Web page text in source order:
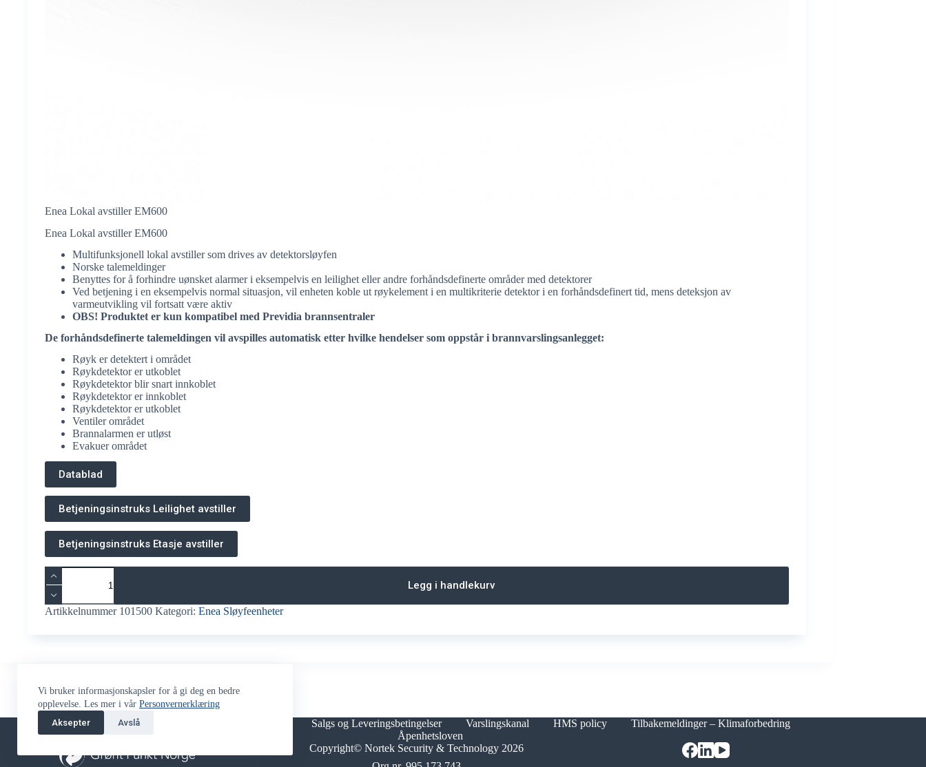
Vi bruker informasjonskapsler for å gi deg en bedre
opplevelse. Les mer i vår Personvernerklæring
Aksepter
Avslå
Enea Lokal avstiller EM600
Enea Lokal avstiller EM600
Multifunksjonell lokal avstiller som drives av detektorsløyfen
Norske talemeldinger
Benyttes for å forhindre uønsket alarmer i eksempelvis en leilighet ellerandre forhåndsdefinerte områder med detektorer
Ved betjening i en eksempelvis normal situasjon, vil enheten koble ut røykelement i en multikriterie detektor i en forhåndsdefinert tid, mens deteksjon av
varmeutvikling vil fortsatt være aktiv
OBS! Produktet er kun kompatibel med Previdia brannsentraler
De forhåndsdefinerte talemeldingen vil avspilles automatisk etter hvilke hendelser som oppstår i brannvarslingsanlegget:
Røyk er detektert i området
Røykdetektor er utkoblet
Røykdetektor blir snart innkoblet
Røykdetektor er innkoblet
Røykdetektor er utkoblet
Ventiler området
Brannalarmen er utløst
Evakuer området
Datablad
Betjeningsinstruks Leilighet avstiller
Betjeningsinstruks Etasje avstiller
Enea
Lokal
avstiller
EM600
antall
Legg i handlekurv
Artikkelnummer 101500 Kategori: Enea Sløyfeenheter
Returskjema Salgs og Leveringsbetingelser Varslingskanal HMS policy
Tilbakemeldinger – Klimaforbedring
Åpenhetsloven
Copyright© Nortek Security & Technology 2026